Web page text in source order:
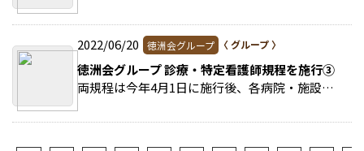
2022/06/20 徳洲会グループ
徳洲会グループ 診療・特定看護師規程を施行③
両規程は今年4月1日に施行後、各病院・施設で運用しながら、診療看護師管理委員会、特定看護師管理委員会が検証し、年度内には見直しのための会議を設ける計画だ。 >>続きを読む